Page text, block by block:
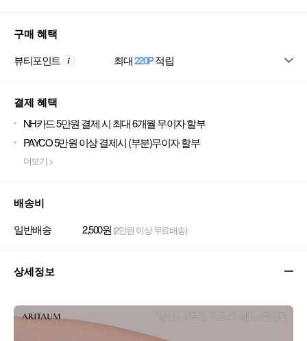
구매 혜택
뷰티포인트 최대220P적립
결제 혜택
NH카드 5만원 결제 시 최대 6개월 무이자 할부
PAYCO 5만원 이상 결제시 (부분)무이자 할부
더보기 >
배송비
일반배송 2,500원 (2만원 이상 무료배송)
상세정보